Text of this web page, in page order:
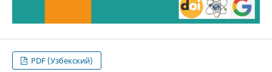
PDF (Узбекский)